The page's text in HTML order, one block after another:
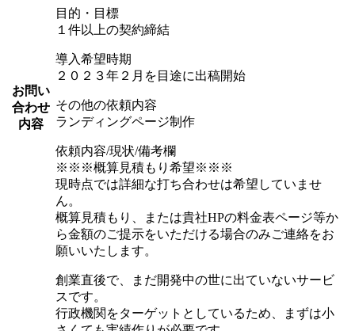
お問い
合わせ
内容
目的・目標
１件以上の契約締結
導入希望時期
２０２３年２月を目途に出稿開始
その他の依頼内容
ランディングページ制作
依頼内容/現状/備考欄
※※※概算見積もり希望※※※
現時点では詳細な打ち合わせは希望していませ
ん。
概算見積もり、または貴社HPの料金表ページ等か
ら金額のご提示をいただける場合のみご連絡をお
願いいたします。
創業直後で、まだ開発中の世に出ていないサービ
スです。
行政機関をターゲットとしているため、まずは小